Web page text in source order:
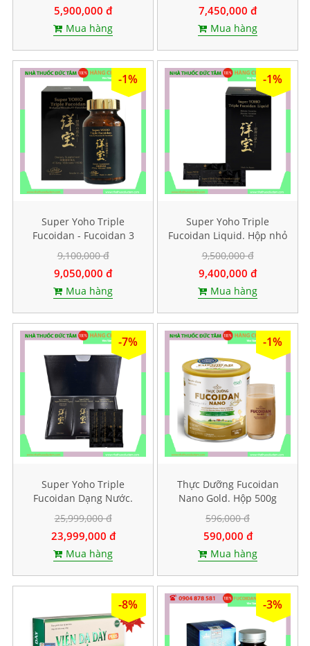
5,900,000 đ
Mua hàng
7,450,000 đ
Mua hàng
-1%
Super Yoho Triple
Fucoidan - Fucoidan 3
thành phần tảo nâu hàm
lượng CAO. Hộp 160 viên
9,100,000 đ
9,050,000 đ
Mua hàng
-1%
Super Yoho Triple
Fucoidan Liquid. Hộp nhỏ
20 gói
9,500,000 đ
9,400,000 đ
Mua hàng
-7%
Super Yoho Triple
Fucoidan Dạng Nước.
Hộp 60 gói
25,999,000 đ
23,999,000 đ
Mua hàng
-1%
Thực Dưỡng Fucoidan
Nano Gold. Hộp 500g
596,000 đ
590,000 đ
Mua hàng
-8% -3%